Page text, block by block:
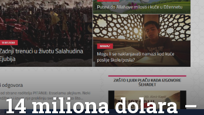
miliona dolara –